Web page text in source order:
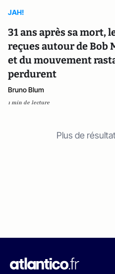
JAH!
31 ans après sa mort,
reçues autour de Bob
et du mouvement
perdurent
Bruno Blum
1 min de lecture
Plus de